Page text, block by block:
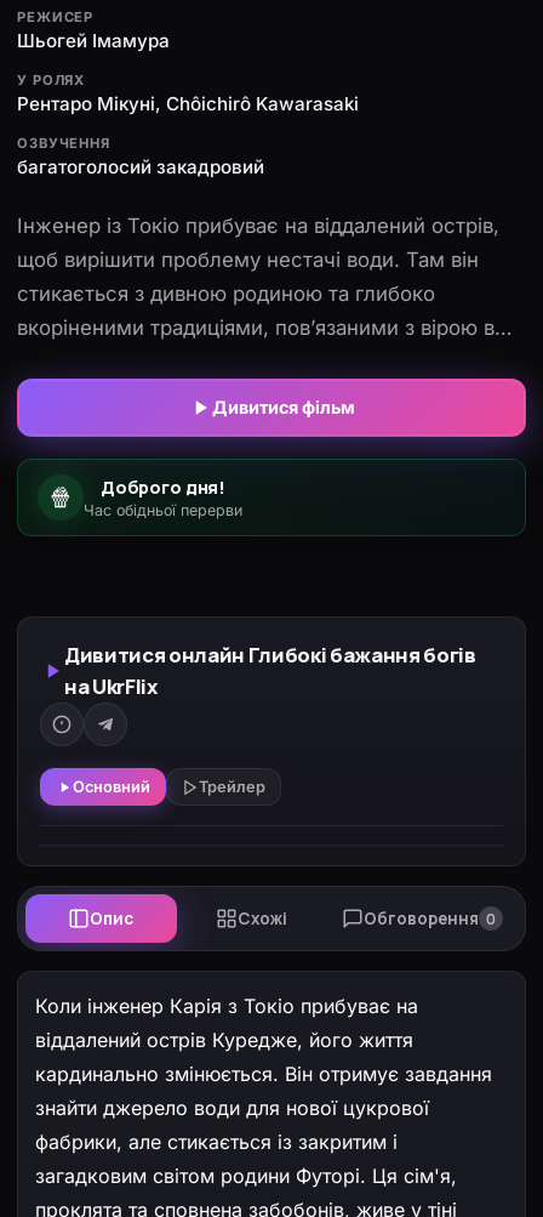
РЕЖИСЕР
Шьогей Імамура
У РОЛЯХ
Рентаро Мікуні, Chôichirô Kawarasaki
ОЗВУЧЕННЯ
багатоголосий закадровий
Інженер із Токіо прибуває на віддалений острів,
щоб вирішити проблему нестачі води. Там він
стикається з дивною родиною та глибоко
вкоріненими традиціями, пов’язаними з вірою в
порушення карається. Інженер поступово
втягується у складні стосунки та конфлікти між
раціональністю і забобонами. Його присутність
змінює баланс сил на острові, але також
розкриває темні таємниці. Це філософська драма
Дивитися фільм
🍿 Доброго дня!
Час обідньої перерви
Дивитися онлайн Глибокі бажання богів
на UkrFlix
Основний Трейлер
Опис Схожі Обговорення 0
Коли інженер Карія з Токіо прибуває на
віддалений острів Куредже, його життя
кардинально змінюється. Він отримує завдання
знайти джерело води для нової цукрової
фабрики, але стикається із закритим і
загадковим світом родини Футорі. Ця сім'я,
проклята та сповнена забобонів, живе у тіні